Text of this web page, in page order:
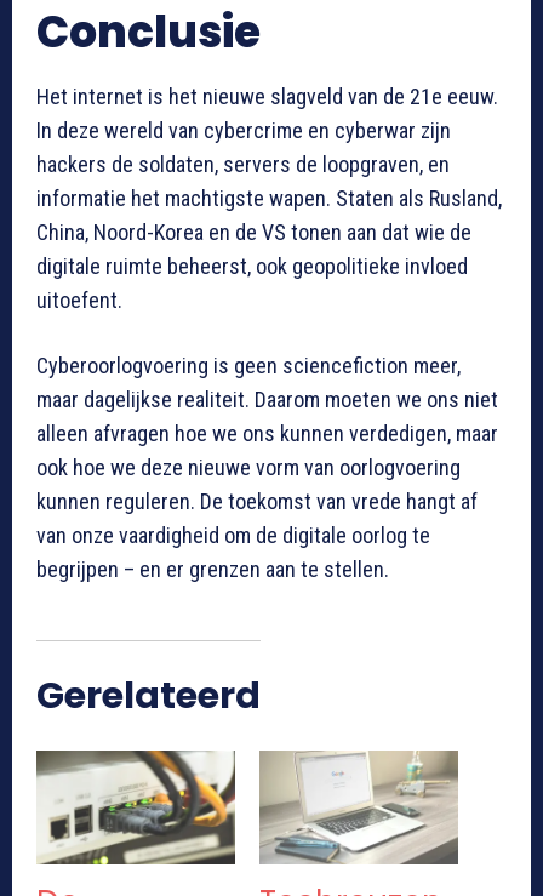
Conclusie
Het internet is het nieuwe slagveld van de 21e eeuw.
In deze wereld van cybercrime en cyberwar zijn
hackers de soldaten, servers de loopgraven, en
informatie het machtigste wapen. Staten als Rusland,
China, Noord-Korea en de VS tonen aan dat wie de
digitale ruimte beheerst, ook geopolitieke invloed
uitoefent.
Cyberoorlogvoering is geen sciencefiction meer,
maar dagelijkse realiteit. Daarom moeten we ons niet
alleen afvragen hoe we ons kunnen verdedigen, maar
ook hoe we deze nieuwe vorm van oorlogvoering
kunnen reguleren. De toekomst van vrede hangt af
van onze vaardigheid om de digitale oorlog te
begrijpen – en er grenzen aan te stellen.
Gerelateerd